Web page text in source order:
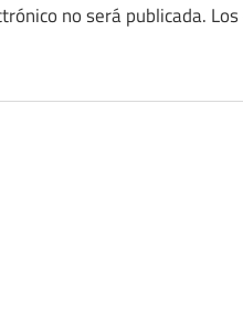
no será publicada.